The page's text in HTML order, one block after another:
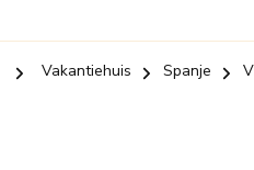
Vakantiehuis Spanje